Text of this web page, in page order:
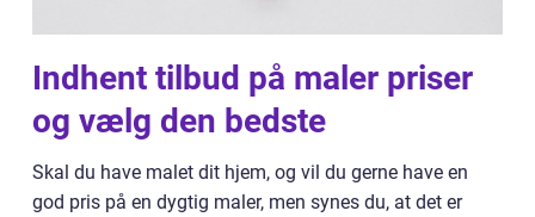
Indhent tilbud på maler priser
og vælg den bedste
Skal du have malet dit hjem, og vil du gerne have en
god pris på en dygtig maler, men synes du, at det er